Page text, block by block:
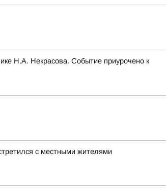
Н.А. Некрасова. Событие приурочено к
с местными жителями